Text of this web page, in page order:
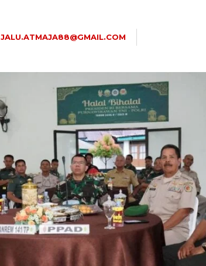
JALU.ATMAJA88@GMAIL.COM